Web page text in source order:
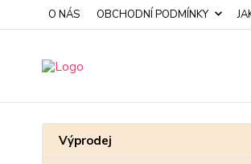
O NÁS OBCHODNÍ PODMÍNKY
Výprodej